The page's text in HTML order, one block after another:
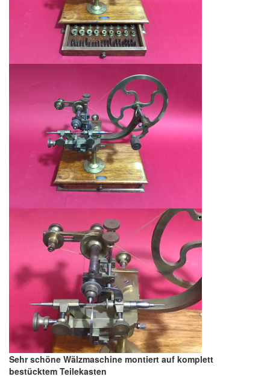
Sehr schöne Wälzmaschine montiert auf komplett
bestücktem Teilekasten